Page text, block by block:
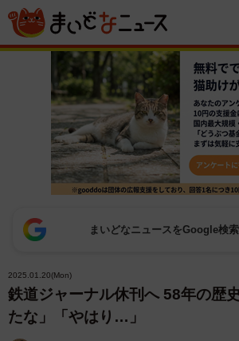
まいどなニュースをGoogle検
2025.01.20(Mon)
鉄道ジャーナル休刊へ 58年の歴
たな」「やはり…」